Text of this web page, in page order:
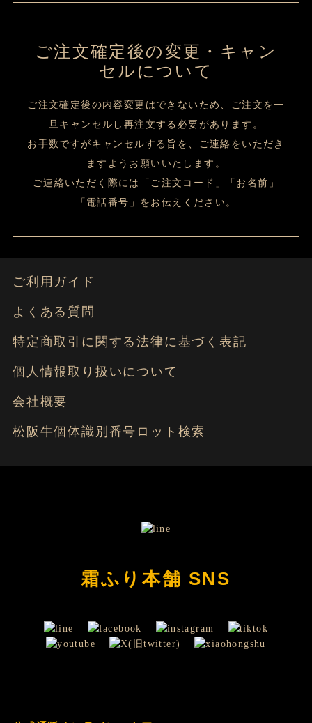
ご注文確定後の変更・キャン
セルについて
ご注文確定後の内容変更はできないため、ご注文を一
旦キャンセルし再注文する必要があります。
お手数ですがキャンセルする旨を、ご連絡をいただき
ますようお願いいたします。
ご連絡いただく際には「ご注文コード」「お名前」
「電話番号」をお伝えください。
ご利用ガイド
よくある質問
特定商取引に関する法律に基づく表記
個人情報取り扱いについて
会社概要
松阪牛個体識別番号ロット検索
霜ふり本舗 SNS